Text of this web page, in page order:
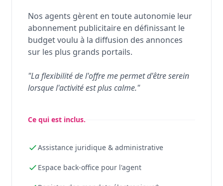
Nos agents gèrent en toute autonomie leur
abonnement publicitaire en définissant le
budget voulu à la diffusion des annonces
sur les plus grands portails.
"La flexibilité de l'offre me permet d'être serein
lorsque l'activité est plus calme."
Ce qui est inclus.
Assistance juridique & administrative
Espace back-office pour l'agent